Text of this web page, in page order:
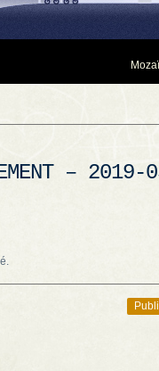
– 2019-